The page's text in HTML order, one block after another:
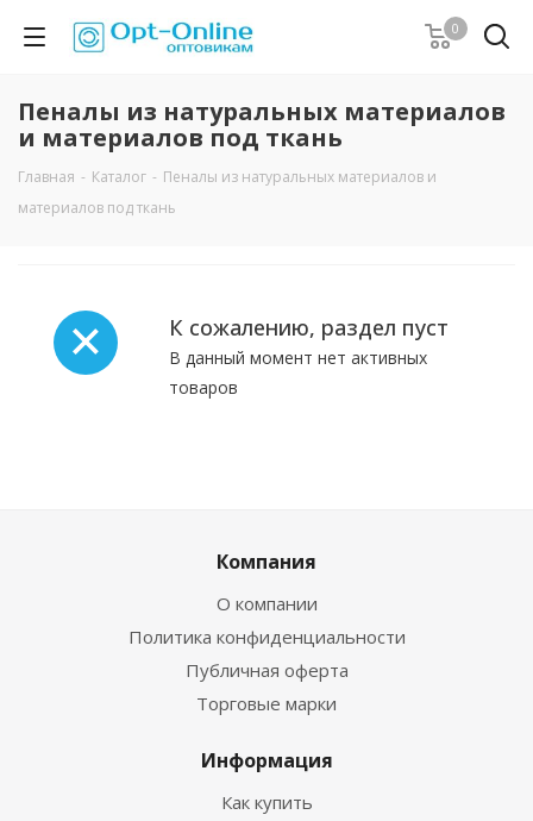
0
Пеналы из натуральных материалов
и материалов под ткань
Главная - Каталог - Пеналы из натуральных материалов и
материалов под ткань
К сожалению, раздел пуст
В данный момент нет активных
товаров
Компания
О компании
Политика конфиденциальности
Публичная оферта
Торговые марки
Информация
Как купить